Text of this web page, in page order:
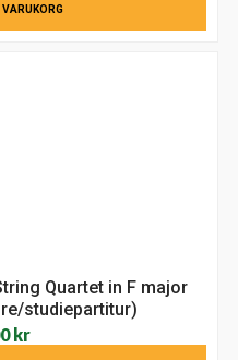
VARUKORG
Quartet in F major
studiepartitur)
kr